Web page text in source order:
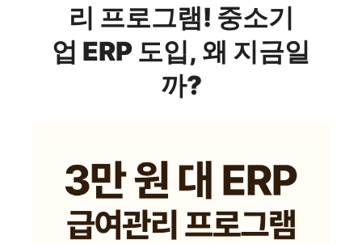
리 프로그램! 중소기
업 ERP 도입, 왜 지금일
까?